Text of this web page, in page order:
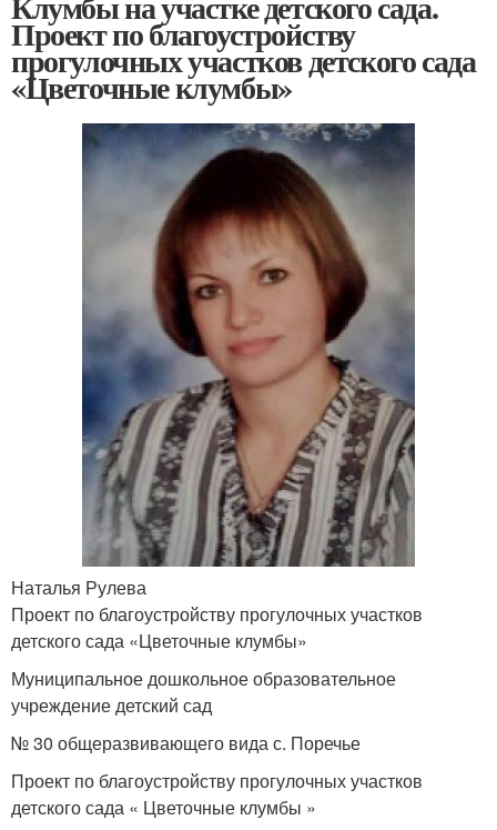
Проект по благоустройству
прогулочных участков детского сада
«Цветочные клумбы»
Наталья Рулева
Проект по благоустройству прогулочных участков
детского сада «Цветочные клумбы»
Муниципальное дошкольное образовательное
учреждение детский сад
№ 30 общеразвивающего вида с. Поречье
Проект по благоустройству прогулочных участков
детского сада « Цветочные клумбы »